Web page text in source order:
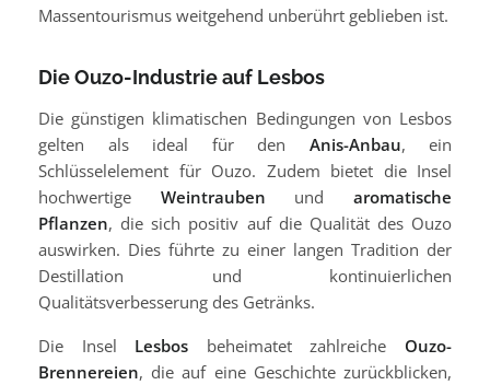
Massentourismus weitgehend unberührt geblieben ist.
Die Ouzo-Industrie auf Lesbos
Die günstigen klimatischen Bedingungen von Lesbos
gelten als ideal für den Anis-Anbau, ein
Schlüsselelement für Ouzo. Zudem bietet die Insel
hochwertige Weintrauben undaromatische
Pflanzen, die sich positiv auf die Qualität des Ouzo
auswirken. Dies führte zu einer langen Tradition der
Destillation und kontinuierlichen
Qualitätsverbesserung des Getränks.
Die Insel Lesbos beheimatet zahlreiche Ouzo-
Brennereien, die auf eine Geschichte zurückblicken,